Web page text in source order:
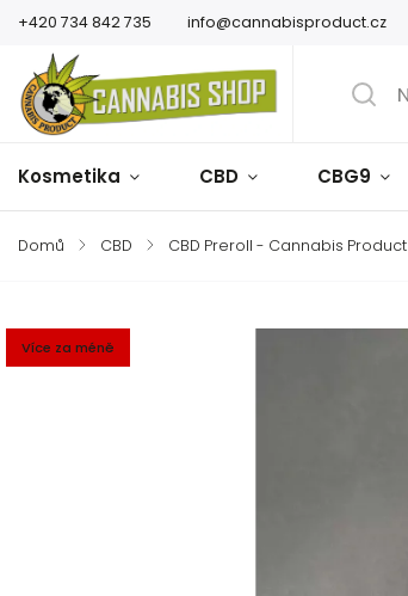
+420 734 842 735 info@cannabisproduct.cz
Kosmetika CBD CBG9
Domů / CBD / CBD Preroll - Cannabis Product
Více za méně